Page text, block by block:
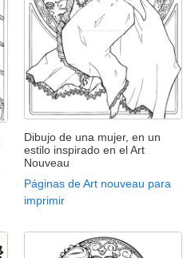
Dibujo de una mujer, en un
estilo inspirado en el Art
Nouveau
Páginas de Art nouveau para
imprimir